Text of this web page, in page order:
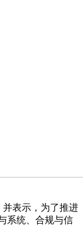
表示，为了推进
系统、合规与信